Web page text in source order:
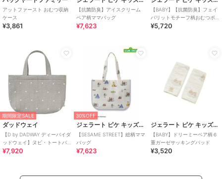
アットファースト おむつ収納
ケース
¥3,861
【抗菌防臭】アイスクリーム
ベア柄ママバッグ
¥7,623
【BABY】【抗菌防臭】フェイ
バリットモチーフ柄おむつポ
ーチ
¥5,720
期間限定SALE
ダッドウェイ
【D by DADWAY ディーバイダ
ッドウェイ】ヌビ・トートバ
ッグ/ドット/グレー
¥7,920
30%OFF
ジェラート ピケ キッズ＆ベビー
【SESAME STREET】総柄ママ
バッグ
¥7,623
ジェラート ピケ キッズ＆ベビー
【BABY】ドリーミーベア柄６
重ガーゼサッキングパッド
¥3,520